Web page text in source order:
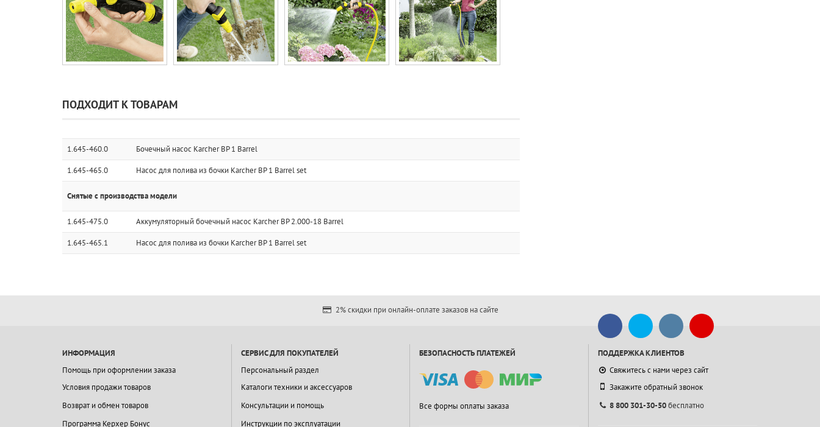
ПОДХОДИТ К ТОВАРАМ
1.645-460.0 Бочечный насос Karcher BP 1 Barrel
1.645-465.0 Насос для полива из бочки Karcher BP 1 Barrel set
Снятые с производства модели
1.645-475.0 Аккумуляторный бочечный насос Karcher BP 2.000-18 Barrel
1.645-465.1 Насос для полива из бочки Karcher BP 1 Barrel set
2% скидки при онлайн-оплате заказов на сайте
ИНФОРМАЦИЯ
Помощь при оформлении заказа
Условия продажи товаров
Возврат и обмен товаров
Программа Керхер Бонус
СЕРВИС ДЛЯ ПОКУПАТЕЛЕЙ
Персональный раздел
Каталоги техники и аксессуаров
Консультации и помощь
Инструкции по эксплуатации
БЕЗОПАСНОСТЬ ПЛАТЕЖЕЙ
Все формы оплаты заказа
ПОДДЕРЖКА КЛИЕНТОВ
Свяжитесь с нами через сайт
Закажите обратный звонок
8 800 301-30-50бесплатно